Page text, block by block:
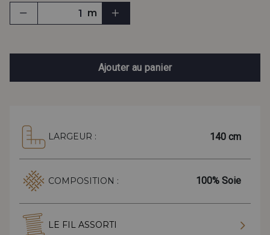
m
Ajouter au panier
LARGEUR : 140 cm
COMPOSITION : 100% Soie
LE FIL ASSORTI